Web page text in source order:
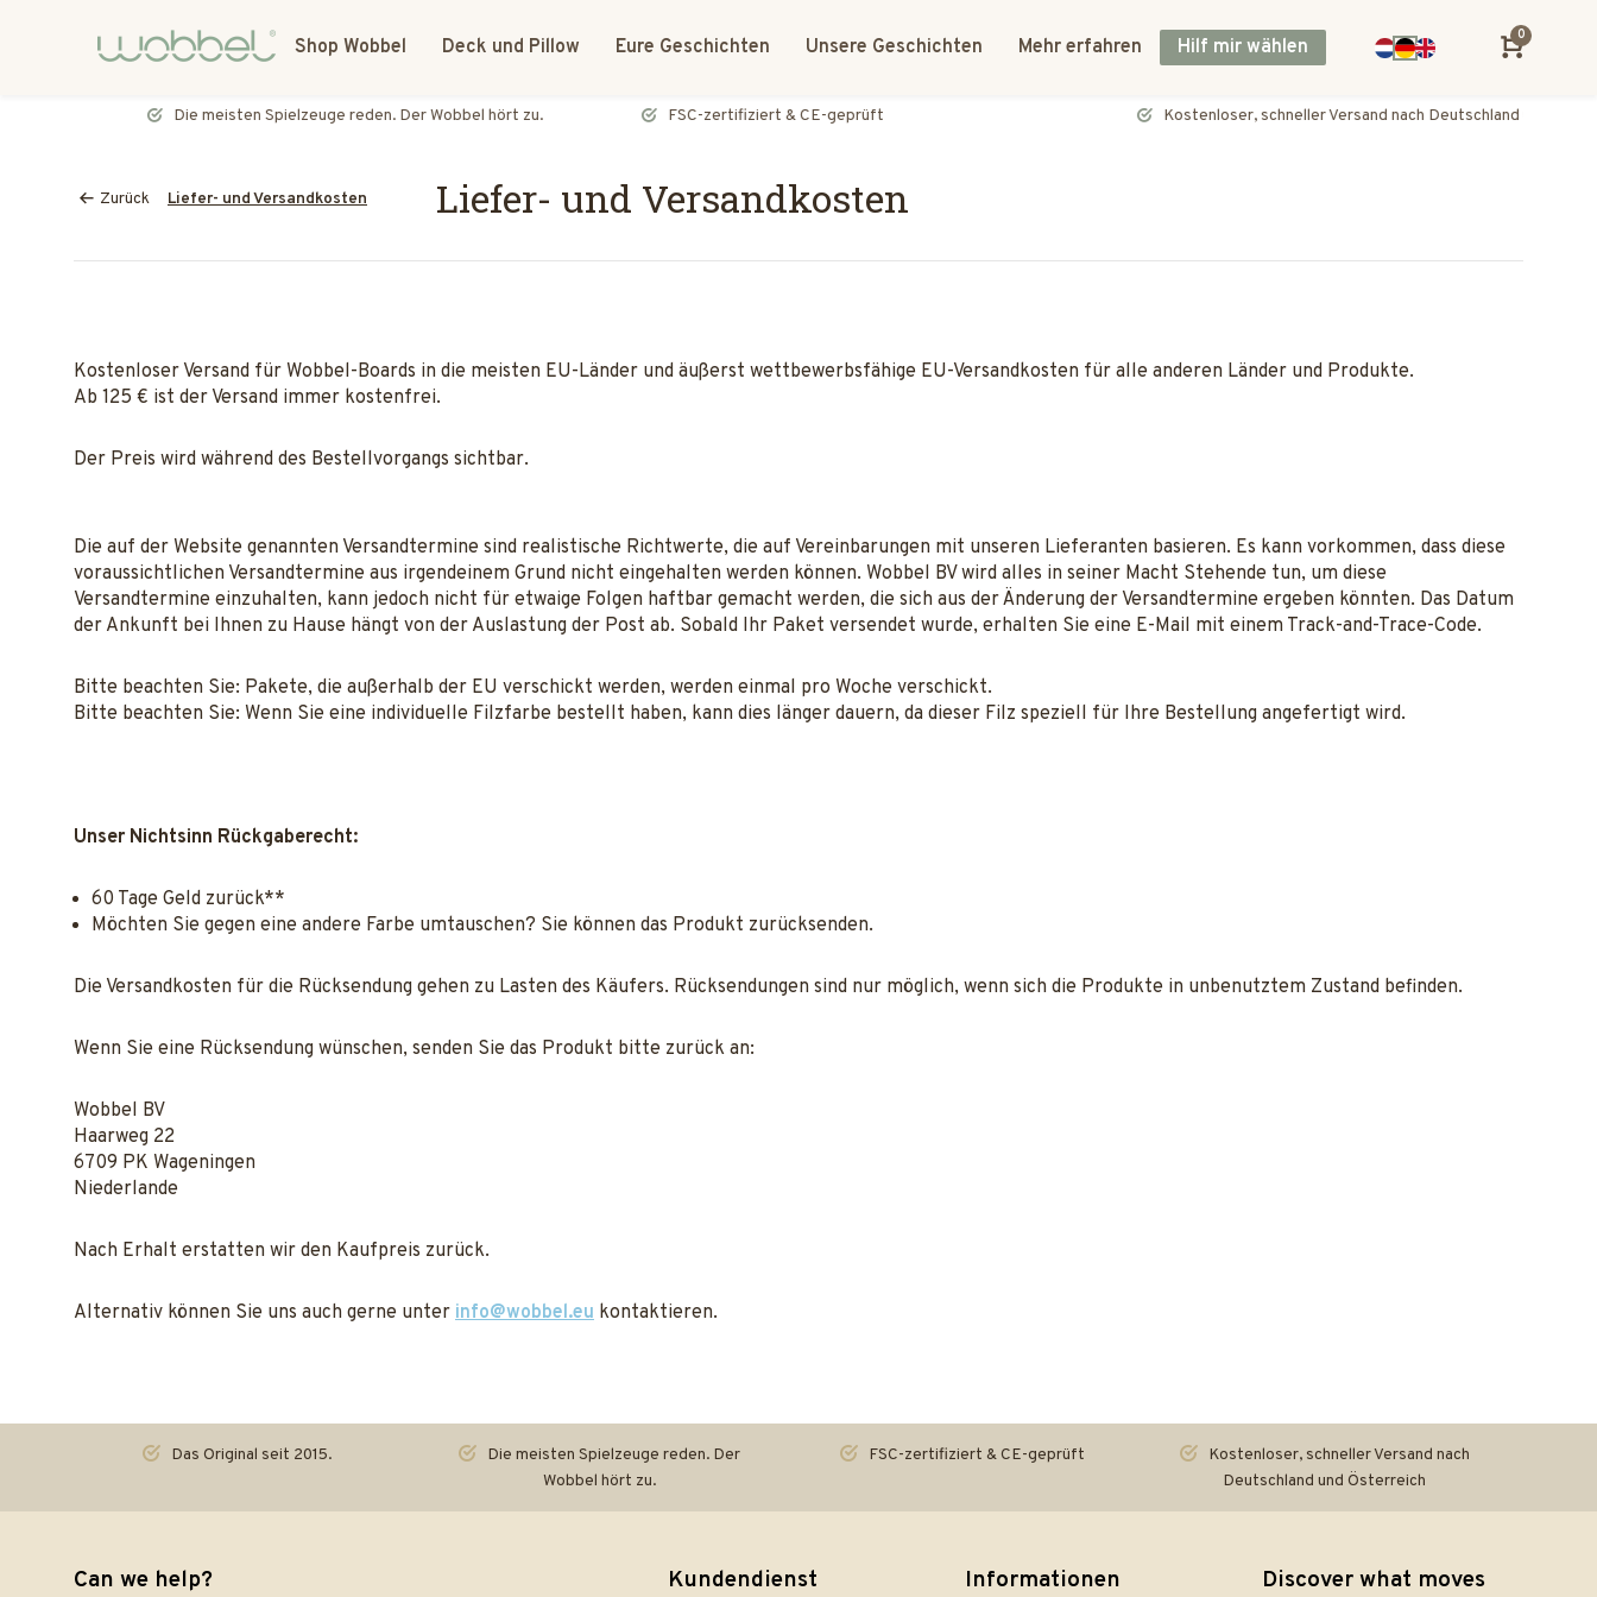
Shop Wobbel Deck und Pillow Eure Geschichten Unsere Geschichten Mehr erfahren Hilf mir wählen
0
Die meisten Spielzeuge reden. Der Wobbel hört zu. FSC-zertifiziert & CE-geprüft Kostenloser, schneller Versand nach Deutschland und Österreich
Zurück Liefer- und Versandkosten Liefer- und Versandkosten
Kostenloser Versand für Wobbel-Boards in die meisten EU-Länder und äußerst wettbewerbsfähige EU-Versandkosten für alle anderen Länder und Produkte.
Ab 125 € ist der Versand immer kostenfrei.
Der Preis wird während des Bestellvorgangs sichtbar.
Die auf der Website genannten Versandtermine sind realistische Richtwerte, die auf Vereinbarungen mit unseren Lieferanten basieren. Es kann vorkommen, dass diese
voraussichtlichen Versandtermine aus irgendeinem Grund nicht eingehalten werden können. Wobbel BV wird alles in seiner Macht Stehende tun, um diese
Versandtermine einzuhalten, kann jedoch nicht für etwaige Folgen haftbar gemacht werden, die sich aus der Änderung der Versandtermine ergeben könnten. Das Datum
der Ankunft bei Ihnen zu Hause hängt von der Auslastung der Post ab. Sobald Ihr Paket versendet wurde, erhalten Sie eine E-Mail mit einem Track-and-Trace-Code.
Bitte beachten Sie: Pakete, die außerhalb der EU verschickt werden, werden einmal pro Woche verschickt.
Bitte beachten Sie: Wenn Sie eine individuelle Filzfarbe bestellt haben, kann dies länger dauern, da dieser Filz speziell für Ihre Bestellung angefertigt wird.
Unser Nichtsinn Rückgaberecht:
60 Tage Geld zurück**
Möchten Sie gegen eine andere Farbe umtauschen? Sie können das Produkt zurücksenden.
Die Versandkosten für die Rücksendung gehen zu Lasten des Käufers. Rücksendungen sind nur möglich, wenn sich die Produkte in unbenutztem Zustand befinden.
Wenn Sie eine Rücksendung wünschen, senden Sie das Produkt bitte zurück an:
Wobbel BV
Haarweg 22
6709 PK Wageningen
Niederlande
Nach Erhalt erstatten wir den Kaufpreis zurück.
Alternativ können Sie uns auch gerne unter info@wobbel.eu kontaktieren.
Das Original seit 2015.
Die meisten Spielzeuge reden. Der
Wobbel hört zu.
FSC-zertifiziert & CE-geprüft
Kostenloser, schneller Versand nach
Deutschland und Österreich
Can we help? Kundendienst Informationen Discover what moves